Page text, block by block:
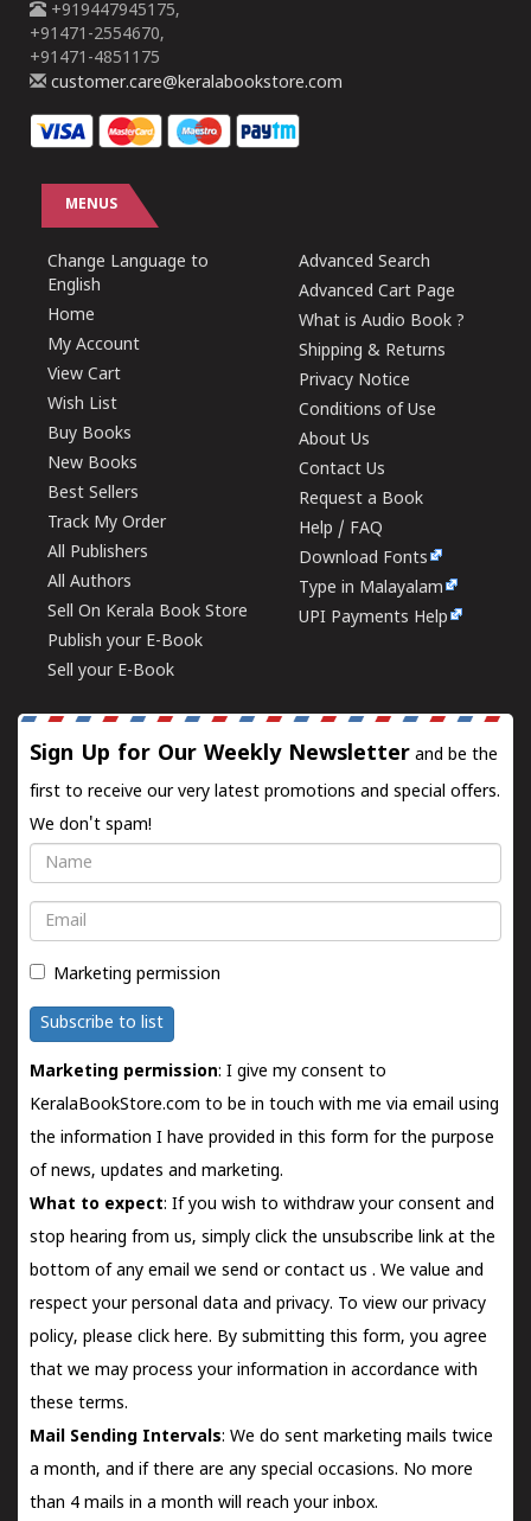
+919447945175,
+91471-2554670,
+91471-4851175
customer.care@keralabookstore.com
MENUS
Change Language to
English
Home
My Account
View Cart
Wish List
Buy Books
New Books
Best Sellers
Track My Order
All Publishers
All Authors
Sell On Kerala Book Store
Publish your E-Book
Sell your E-Book
Advanced Search
Advanced Cart Page
What is Audio Book ?
Shipping & Returns
Privacy Notice
Conditions of Use
About Us
Contact Us
Request a Book
Help / FAQ
Download Fonts
Type in Malayalam
UPI Payments Help
Sign Up for Our Weekly Newsletter and be the
first to receive our very latest promotions and special offers.
We don't spam!
Name
Email
Marketing permission
Subscribe to list
Marketing permission: I give my consent to
KeralaBookStore.com to be in touch with me via email using
the information I have provided in this form for the purpose
of news, updates and marketing.
What to expect: If you wish to withdraw your consent and
stop hearing from us, simply click the unsubscribe link at the
bottom of any email we send orcontact us . We value and
respect your personal data and privacy. To view our privacy
policy, please click here. By submitting this form, you agree
that we may process your information in accordance with
these terms.
Mail Sending Intervals: We do sent marketing mails twice
a month, and if there are any special occasions. No more
than 4 mails in a month will reach your inbox.